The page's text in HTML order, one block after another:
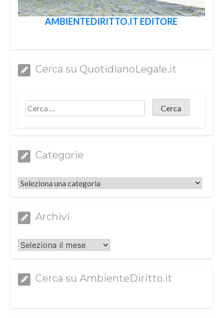
AMBIENTEDIRITTO.IT EDITORE
Cerca su QuotidianoLegale.it
Categorie
Categorie
Archivi
Archivi
Cerca su AmbienteDiritto.it